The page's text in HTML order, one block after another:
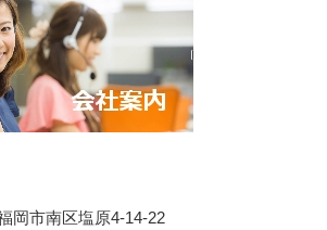
岡市南区塩原4-14-22